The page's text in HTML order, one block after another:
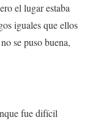
el lugar estaba
iguales que ellos
no se puso buena,
fue difícil